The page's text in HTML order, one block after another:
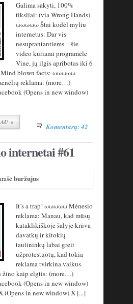
Galima sakyti, 100%
tiksliai: (via Wrong Hands)
ωωωωω Štai kodėl myliu
internetus: Dar vis
nesuprantantiems – šie
video kuriami programėle
Vine, jų ilgis apribotas iki 6
blown facts: ωωωωω
reklama: (more…)
(Opens in new window)
» Komentarų: 42
internetai #61
buržujus
It’s a trap! ωωωωω Mėnesio
reklama: Manau, kad mūsų
kataklikiškoje šalyje krūva
davatkų ir kitokių
tautininkų labai greit
užprotestuotų, kad tokia
reklama tvirkina vaikus.
kaip elgtis: (more…)
(Opens in new window)
(Opens in new window) X [...]